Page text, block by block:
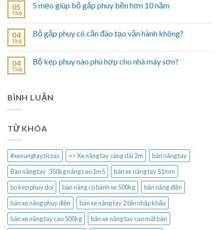
05
Th8
5 mẹo giúp bộ gắp phuy bền hơn 10 năm
04
Th8
Bộ gắp phuy có cần đào tạo vận hành không?
04
Th8
Bộ kẹp phuy nào phù hợp cho nhà máy sơn?
BÌNH LUẬN
TỪ KHÓA
#xenangtayziczac => Xe nâng tay càng dài 2m
bàn nâng tay
Bàn nâng tay 350kg nâng cao 1m5
bán xe nâng tay 51mm
bo kep phuy doi
bàn nâng có bánh xe 500kg
bàn nâng điện
bán xe nâng phuy điện
bán xe nâng tay 2 tấn nhập khẩu
bán xe nâng tay cao 500kg
bán xe nâng tay cao mặt bàn